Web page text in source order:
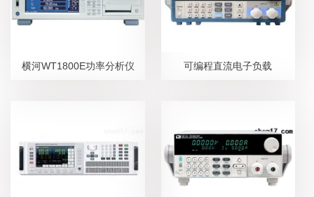
横河WT1800E功率分析仪 可编程直流电子负载